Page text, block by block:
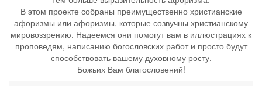
В этом проекте собраны преимущественно христианские
афоризмы или афоризмы, которые созвучны христианскому
мировоззрению. Надеемся они помогут вам в иллюстрациях к
проповедям, написанию богословских работ и просто будут
способствовать вашему духовному росту.
Божьих Вам благословений!